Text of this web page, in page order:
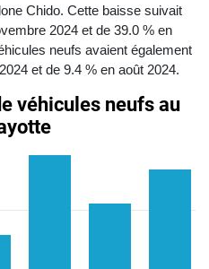
Chido. Cette baisse suivait
2024 et de 39.0 % en
neufs avaient également
et de 9.4 % en août 2024.